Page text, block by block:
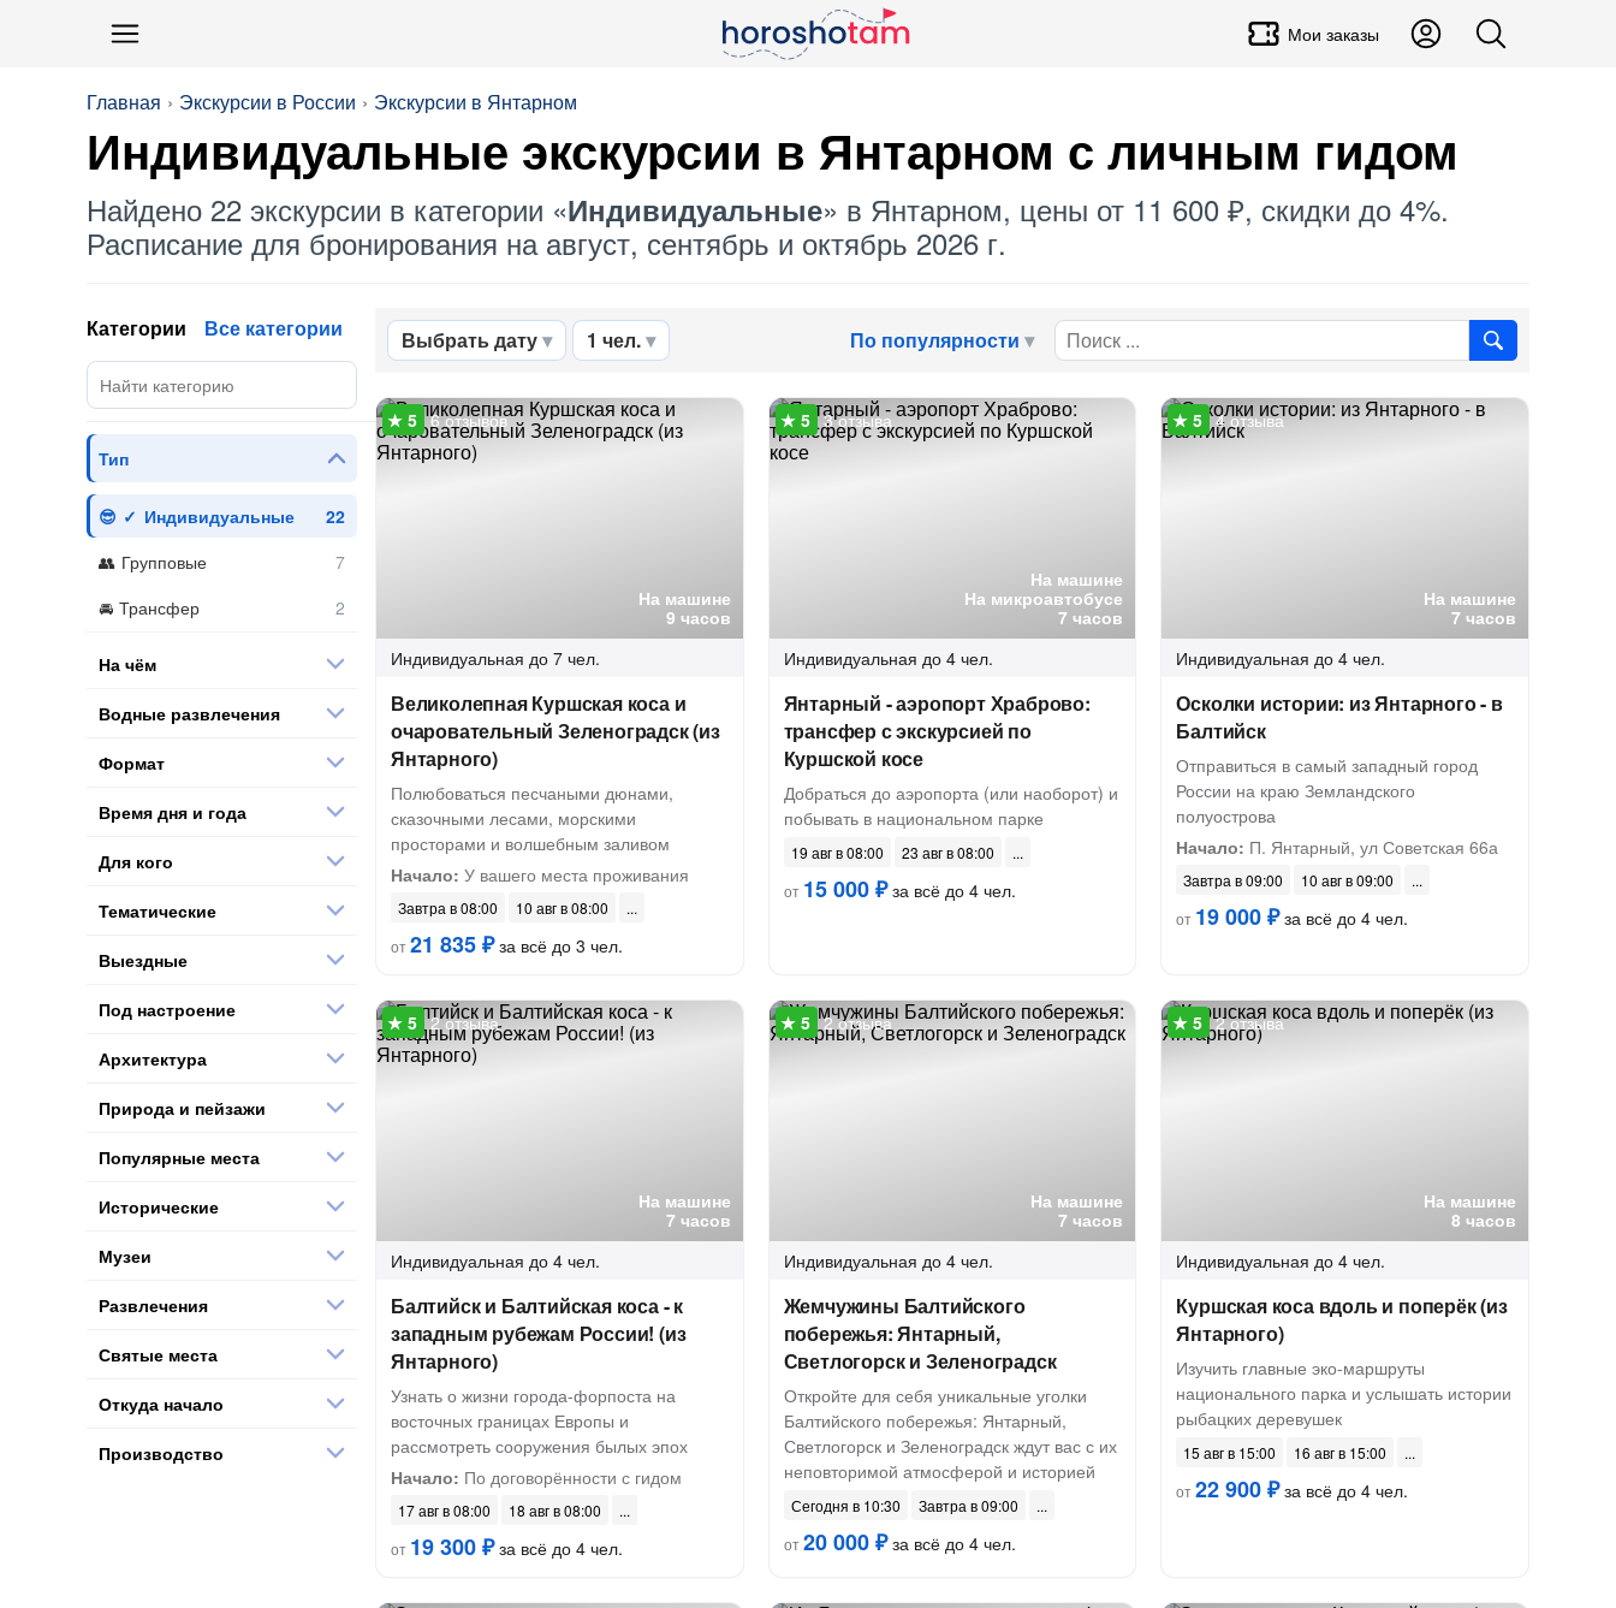
Мои заказы
Главная Экскурсии в России Экскурсии в Янтарном
Индивидуальные экскурсии в Янтарном с личным гидом
Найдено 22 экскурсии в категории «Индивидуальные» в Янтарном, цены от 11 600 ₽, скидки до 4%.
Расписание для бронирования на август, сентябрь и октябрь 2026 г.
Выбрать дату 1 чел. По популярности
На машине
9 часов
6 отзывов
Индивидуальная до 7 чел.
Великолепная Куршская коса и
очаровательный Зеленоградск (из
Янтарного)
Полюбоваться песчаными дюнами,
сказочными лесами, морскими
просторами и волшебным заливом
Начало: У вашего места проживания
Завтра в 08:00
10 авг в 08:00
от21 835 ₽за всё до 3 чел.
На машине
На микроавтобусе
7 часов
3 отзыва
Индивидуальная до 4 чел.
Янтарный - аэропорт Храброво:
трансфер с экскурсией по
Куршской косе
Добраться до аэропорта (или наоборот) и
побывать в национальном парке
19 авг в 08:00
23 авг в 08:00
от 15 000 ₽за всё до 4 чел.
На машине
7 часов
4 отзыва
Индивидуальная до 4 чел.
Осколки истории: из Янтарного - в
Балтийск
Отправиться в самый западный город
России на краю Земландского
полуострова
Начало: П. Янтарный, ул Советская 66а
Завтра в 09:00
10 авг в 09:00
от 19 000 ₽за всё до 4 чел.
На машине
7 часов
2 отзыва
Индивидуальная до 4 чел.
Балтийск и Балтийская коса - к
западным рубежам России! (из
Янтарного)
Узнать о жизни города-форпоста на
восточных границах Европы и
рассмотреть сооружения былых эпох
Начало: По договорённости с гидом
17 авг в 08:00
18 авг в 08:00
от 19 300 ₽за всё до 4 чел.
На машине
7 часов
2 отзыва
Индивидуальная до 4 чел.
Жемчужины Балтийского
побережья: Янтарный,
Светлогорск и Зеленоградск
Откройте для себя уникальные уголки
Балтийского побережья: Янтарный,
Светлогорск и Зеленоградск ждут вас с их
неповторимой атмосферой и историей
Сегодня в 10:30
Завтра в 09:00
от20 000 ₽за всё до 4 чел.
На машине
8 часов
2 отзыва
Индивидуальная до 4 чел.
Куршская коса вдоль и поперёк (из
Янтарного)
Изучить главные эко-маршруты
национального парка и услышать истории
рыбацких деревушек
15 авг в 15:00
16 авг в 15:00
от22 900 ₽за всё до 4 чел.
Категории Все категории
Тип
Индивидуальные
Групповые
Трансфер
На чём
Водные развлечения
Формат
Время дня и года
Для кого
Тематические
Выездные
Под настроение
Архитектура
Природа и пейзажи
Популярные места
Исторические
Музеи
Развлечения
Святые места
Откуда начало
Производство